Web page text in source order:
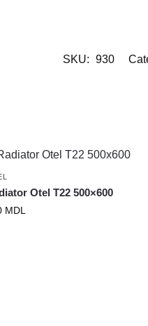
SKU: 930
Otel T22 500×600
MDL